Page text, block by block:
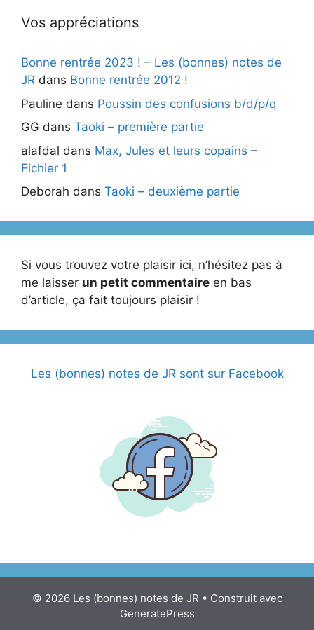
Vos appréciations
Bonne rentrée 2023 ! – Les (bonnes) notes de
JR dans Bonne rentrée 2012 !
Pauline dans Poussin des confusions b/d/p/q
GG dans Taoki – première partie
alafdal dans Max, Jules et leurs copains –
Fichier 1
Deborah dans Taoki – deuxième partie
Si vous trouvez votre plaisir ici, n’hésitez pas à
me laisser un petit commentaire en bas
d’article, ça fait toujours plaisir !
Les (bonnes) notes de JR sont sur Facebook
© 2026 Les (bonnes) notes de JR • Construit avec
GeneratePress